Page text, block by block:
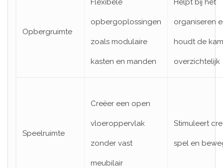
Opbergruimte
Flexibele
opbergoplossingen
zoals modulaire
kasten en manden
Helpt bij het
organiseren
houdt de
overzichtelijk
Speelruimte
Creëer een open
vloeroppervlak
zonder vast
meubilair
Stimuleert
spel en